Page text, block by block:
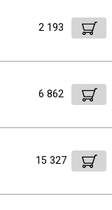
2 193
6 862
15 327